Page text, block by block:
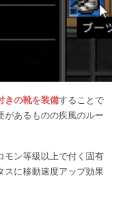
きの靴を装備することで
があるものの疾風のルー
モン等級以上で付く固有
スに移動速度アップ効果